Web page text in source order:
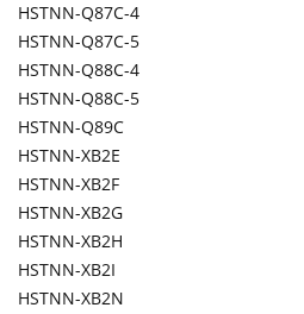
HSTNN-Q87C-4
HSTNN-Q87C-5
HSTNN-Q88C-4
HSTNN-Q88C-5
HSTNN-Q89C
HSTNN-XB2E
HSTNN-XB2F
HSTNN-XB2G
HSTNN-XB2H
HSTNN-XB2I
HSTNN-XB2N